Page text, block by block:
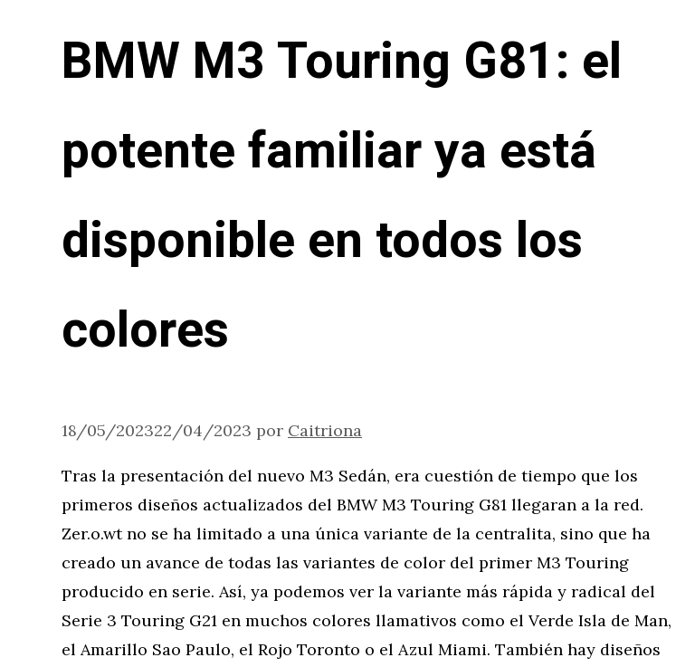
BMW M3 Touring G81: el
potente familiar ya está
disponible en todos los
colores
18/05/202322/04/2023 por Caitriona
Tras la presentación del nuevo M3 Sedán, era cuestión de tiempo que los
primeros diseños actualizados del BMW M3 Touring G81 llegaran a la red.
Zer.o.wt no se ha limitado a una única variante de la centralita, sino que ha
creado un avance de todas las variantes de color del primer M3 Touring
producido en serie. Así, ya podemos ver la variante más rápida y radical del
Serie 3 Touring G21 en muchos colores llamativos como el Verde Isla de Man,
el Amarillo Sao Paulo, el Rojo Toronto o el Azul Miami. También hay diseños